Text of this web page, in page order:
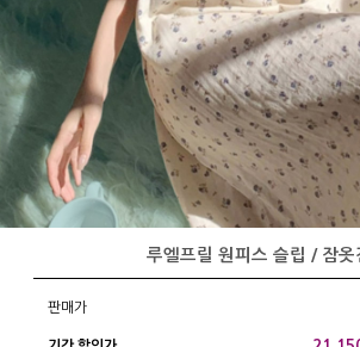
루엘프릴 원피스 슬립 / 잠옷
판매가